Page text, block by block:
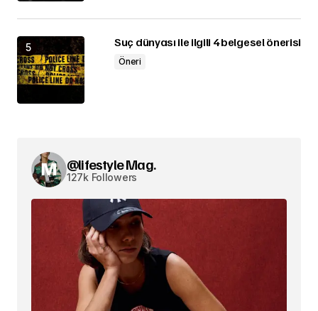
Suç dünyası ile ilgili 4 belgesel önerisi
Öneri
@lifestyle Mag.
127k Followers